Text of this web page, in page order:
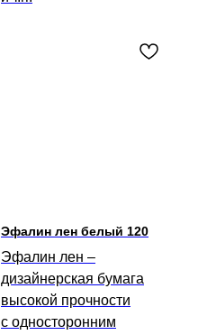
Эфалин лен белый 120
Эфалин лен –
дизайнерская бумага
высокой прочности
с односторонним